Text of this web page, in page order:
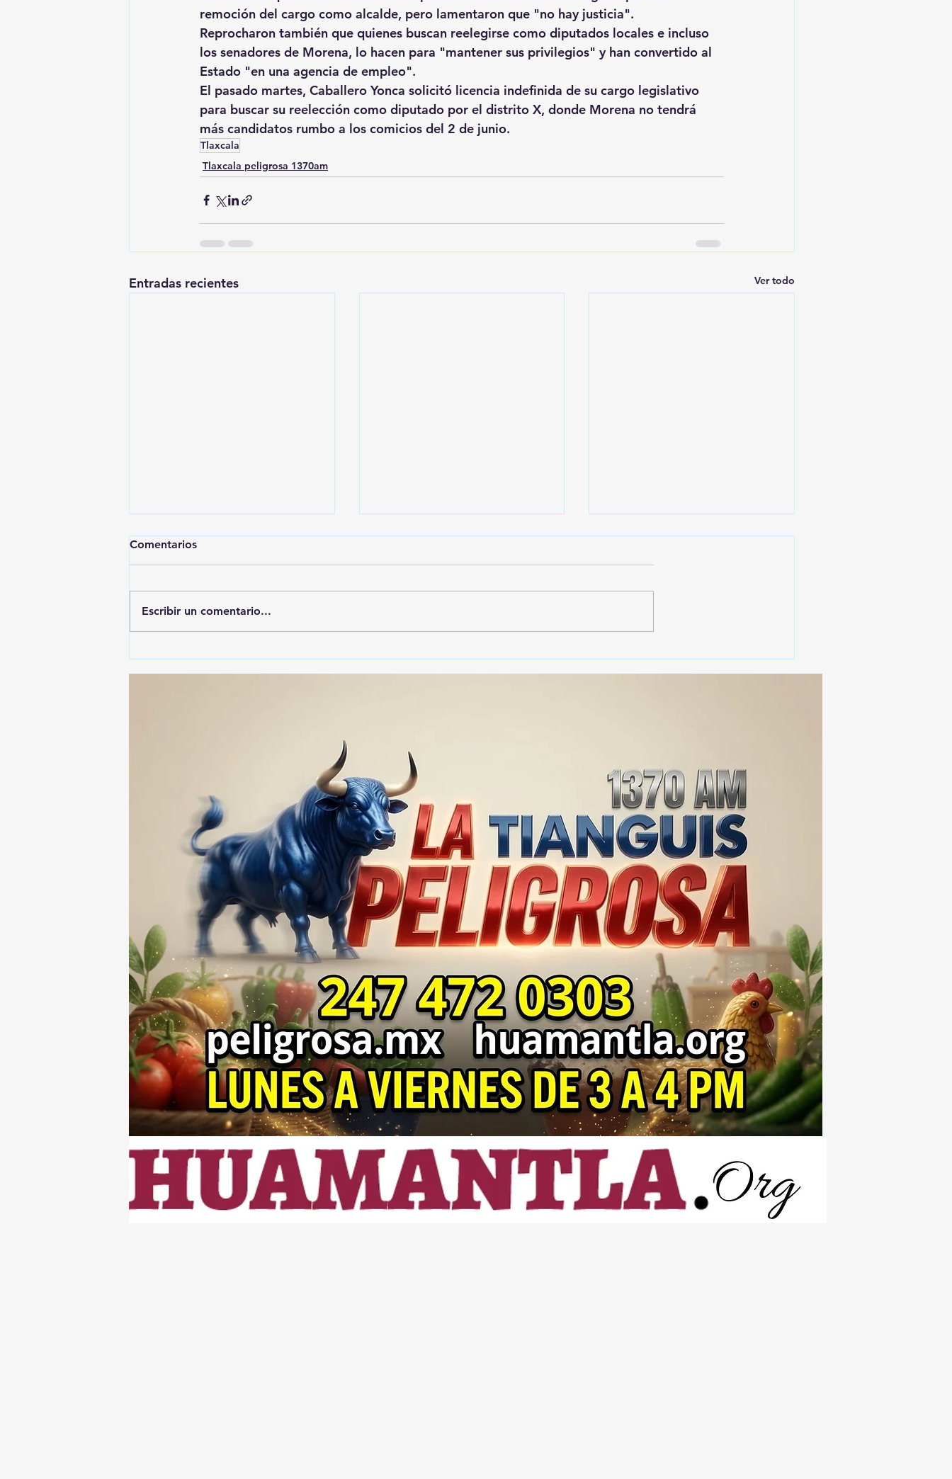
remoción del cargo como alcalde, pero lamentaron que "no hay justicia".
Reprocharon también que quienes buscan reelegirse como diputados locales e incluso
los senadores de Morena, lo hacen para "mantener sus privilegios" y han convertido al
Estado "en una agencia de empleo".
El pasado martes, Caballero Yonca solicitó licencia indefinida de su cargo legislativo
para buscar su reelección como diputado por el distrito X, donde Morena no tendrá
más candidatos rumbo a los comicios del 2 de junio.
Tlaxcala
Tlaxcala peligrosa 1370am
Entradas recientes Ver todo
🚨🚔 CAPTURAN EN PUEBLA
A PRESUNTO
🚨🏛️ SECRETARIO DE
GOBIERNO ADMITE QUE
🚔💊 SSC ASEGURA MÁS DE
25 MIL DOSIS DE DROGA
Comentarios
Escribir un comentario...